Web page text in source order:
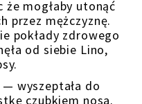
że mogłaby utonąć
przez mężczyznę.
pokłady zdrowego
od siebie Lino,
wyszeptała do
czubkiem nosa.